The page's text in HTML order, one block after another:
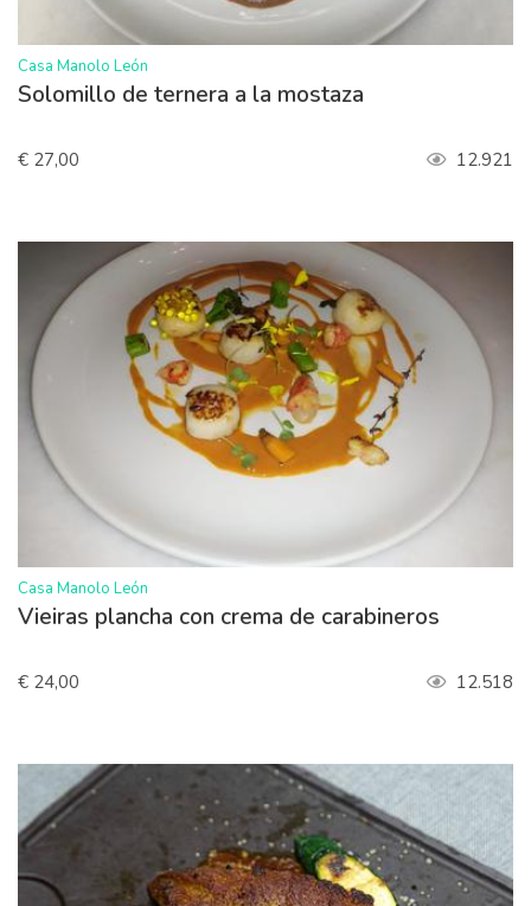
>
Casa Manolo León
Solomillo de ternera a la mostaza
€ 27,00 12.921
>
Casa Manolo León
Vieiras plancha con crema de carabineros
€ 24,00 12.518